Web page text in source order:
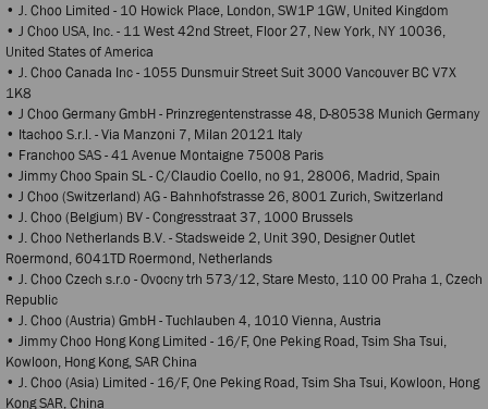
• J. Choo Limited - 10 Howick Place, London, SW1P 1GW, United Kingdom
• J Choo USA, Inc. - 11 West 42nd Street, Floor 27, New York, NY 10036,
United States of America
• J. Choo Canada Inc - 1055 Dunsmuir Street Suit 3000 Vancouver BC V7X
1K8
• J Choo Germany GmbH - Prinzregentenstrasse 48, D-80538 Munich Germany
• Itachoo S.r.l. - Via Manzoni 7, Milan 20121 Italy
• Franchoo SAS - 41 Avenue Montaigne 75008 Paris
• Jimmy Choo Spain SL - C/Claudio Coello, no 91, 28006, Madrid, Spain
• J Choo (Switzerland) AG - Bahnhofstrasse 26, 8001 Zurich, Switzerland
• J. Choo (Belgium) BV - Congresstraat 37, 1000 Brussels
• J. Choo Netherlands B.V. - Stadsweide 2, Unit 390, Designer Outlet
Roermond, 6041TD Roermond, Netherlands
• J. Choo Czech s.r.o - Ovocny trh 573/12, Stare Mesto, 110 00 Praha 1, Czech
Republic
• J. Choo (Austria) GmbH - Tuchlauben 4, 1010 Vienna, Austria
• Jimmy Choo Hong Kong Limited - 16/F, One Peking Road, Tsim Sha Tsui,
Kowloon, Hong Kong, SAR China
• J. Choo (Asia) Limited - 16/F, One Peking Road, Tsim Sha Tsui, Kowloon, Hong
Kong SAR, China